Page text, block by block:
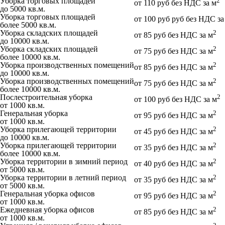
до 5000 кв.м.
от 110 руб без НДС за м
Уборка торговых площадей
более 5000 кв.м.
от 100 руб руб без НДС
Уборка складских площадей
до 10000 кв.м.
от 85 руб без НДС за м2
Уборка складских площадей
более 10000 кв.м.
от 75 руб без НДС за м2
Уборка производственных помещений
до 10000 кв.м.
от 85 руб без НДС за м2
Уборка производственных помещений
более 10000 кв.м.
от 75 руб без НДС за м2
Послестроительная уборка
от 1000 кв.м.
от 100 руб без НДС за м2
Генеральная уборка
от 1000 кв.м.
от 95 руб без НДС за м2
Уборка прилегающей территории
до 10000 кв.м.
от 45 руб без НДС за м2
Уборка прилегающей территории
более 10000 кв.м.
от 35 руб без НДС за м2
Уборка территории в зимний период
от 5000 кв.м.
от 40 руб без НДС за м2
Уборка территории в летний период
от 5000 кв.м.
от 35 руб без НДС за м2
Генеральная уборка офисов
от 1000 кв.м.
от 95 руб без НДС за м2
Ежедневная уборка офисов
от 1000 кв.м.
от 85 руб без НДС за м2